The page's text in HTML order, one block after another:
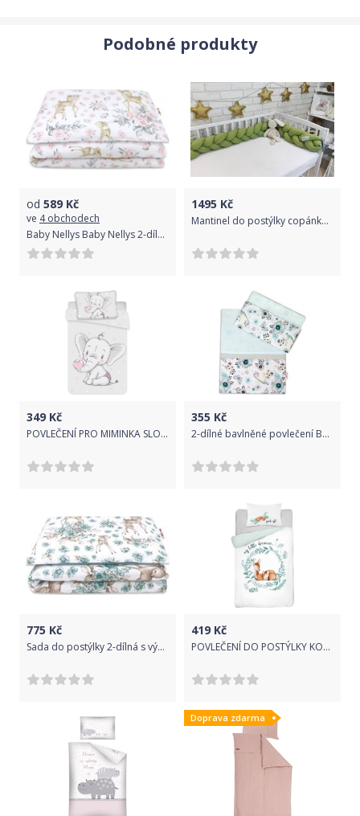
Výrobek pochází z naší výroby Dětský svět Fulnek.
tomuto povlečení (výplň do povlečení)
V naší nabídce najdete taktéž velmi praktické ochrany matrací,
které ochrání matraci postýlky před nechtěným zatečením
(pročůráním).
Převážnou část naší výroby taktéž tvoří dětská bavlněná
prostěradla do postýlky, která vyrábíme v mnoha materiálových
variantách a velmi žádaných barevných odstínech.
Každý týden dáváme zabrat i našim zádům, při vykládce dětských
dřevěných postýlek výrobců Klupš a Drewex, které jsou nedílnou
našem e-shopu pouze a jedině v první jakosti za férovou cenu
včetně mnoha druhů matrace do postýlky.
Podobné produkty
od 589 Kč
ve 4 obchodech
Baby Nellys Baby Nellys 2-dílná sada do postýlky s výplní, Srnka a růže, růžová, 135x100cm
1495 Kč
Mantinel do postýlky copánkový - BABY NELLYS olivový - 170cm
349 Kč
POVLEČENÍ PRO MIMINKA SLONÍK BABY
355 Kč
2-dílné bavlněné povlečení Baby Nellys, Ptáčci - mátová
775 Kč
Sada do postýlky 2-dílná s výplní - SRNKA A RŮŽE s mátovou - BabyNellys rozměr 120x90cm
419 Kč
POVLEČENÍ DO POSTÝLKY KOLOUŠEK MINT - BAMBUS
Doprava zdarma